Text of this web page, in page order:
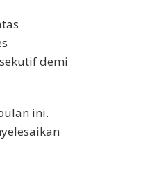
demi
ini.